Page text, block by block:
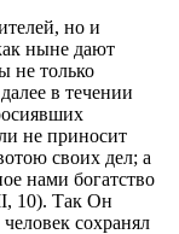
но и
ныне дают
не только
в течении
не приносит
своих дел; а
нами богатство
10). Так Он
сохранял